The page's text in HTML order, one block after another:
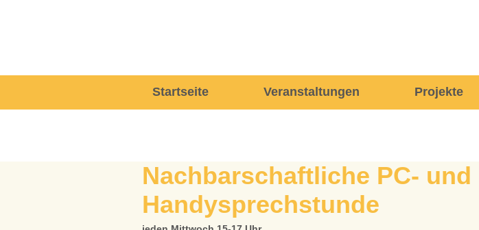
Startseite Veranstaltungen Projekte
Nachbarschaftliche PC- und
Handysprechstunde